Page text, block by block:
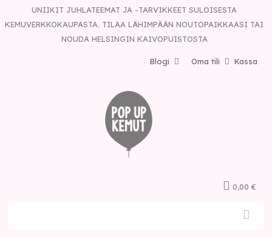
UNIIKIT JUHLATEEMAT JA -TARVIKKEET SULOISESTA
KEMUVERKKOKAUPASTA. TILAA LÄHIMPÄÄN NOUTOPAIKKAASI TAI
NOUDA HELSINGIN KAIVOPUISTOSTA
Kassa
Oma tili
Blogi
0,00 €